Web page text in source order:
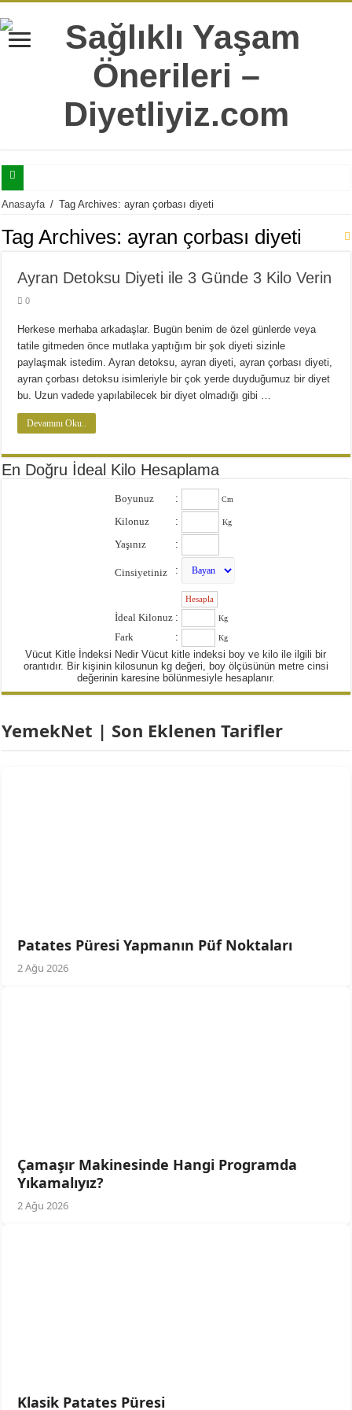
Selülitler İle Mücadele Edebilmeniz İçin Mutlaka Bilmeniz Gereken 7 Bilgi
Tatlı Yeme İstediğinizi Şıp Diye Kesecek 11 Sağlıklı Alternatif
Yaş İlerledikçe Metabolizmanın Daha Çok İhtiyaç Duyduğu 20 Besin
Hergün Güne Yulaf İle Başlamanız İçin 10 Çok Sağlıklı Sebep
Isırgan Otunun Diyet Yapanlara Faydaları Nelerdir?
Diyette Karbonhidratlar Ne İşe Yarıyor?
Yağ Yakan Yiyecekler Nelerdir ?
Yulaflı Diyet Mozaik Pasta Tarifi
Dukan patlıcan kebabı
Anasayfa / Tag Archives: ayran çorbası diyeti
Tag Archives: ayran çorbası diyeti
Ayran Detoksu Diyeti ile 3 Günde 3 Kilo Verin
0
Herkese merhaba arkadaşlar. Bugün benim de özel günlerde veya
tatile gitmeden önce mutlaka yaptığım bir şok diyeti sizinle
paylaşmak istedim. Ayran detoksu, ayran diyeti, ayran çorbası diyeti,
ayran çorbası detoksu isimleriyle bir çok yerde duyduğumuz bir diyet
bu. Uzun vadede yapılabilecek bir diyet olmadığı gibi …
Devamını Oku..
En Doğru İdeal Kilo Hesaplama
Boyunuz : Cm
Kilonuz : Kg
Yaşınız :
Cinsiyetiniz :
İdeal Kilonuz : Kg
Fark : Kg
Vücut Kitle İndeksi Nedir Vücut kitle indeksi boy ve kilo ile ilgili bir
orantıdır. Bir kişinin kilosunun kg değeri, boy ölçüsünün metre cinsi
değerinin karesine bölünmesiyle hesaplanır.
YemekNet | Son Eklenen Tarifler
Patates Püresi Yapmanın Püf Noktaları
2 Ağu 2026
Çamaşır Makinesinde Hangi Programda
Yıkamalıyız?
2 Ağu 2026
Klasik Patates Püresi